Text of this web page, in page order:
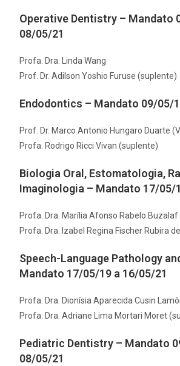
Operative Dentistry – Mandato
08/05/21
Profa. Dra. Linda Wang
Prof. Dr. Adilson Yoshio Furuse (suplente)
Endodontics – Mandato 09/05/
Prof. Dr. Marco Antonio Hungaro Duarte
Profa. Rodrigo Ricci Vivan (suplente)
Biologia Oral, Estomatologia,
Imaginologia – Mandato 17/05/
Profa. Dra. Marília Afonso Rabelo Buzalaf
Profa. Dra. Izabel Regina Fischer Rubira
Speech-Language Pathology
Mandato 17/05/19 a 16/05/21
Profa. Dra. Dionísia Aparecida Cusin
Profa. Dra. Adriane Lima Mortari Moret
Pediatric Dentistry – Mandato
08/05/21